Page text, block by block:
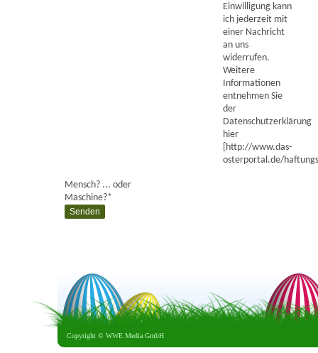
Einwilligung kann
ich jederzeit mit
einer Nachricht
an uns
widerrufen.
Weitere
Informationen
entnehmen Sie
der
Datenschutzerklärung
hier
[http://www.das-
osterportal.de/
Mensch? ... oder
Maschine?*
Copyright © WWE Media GmbH